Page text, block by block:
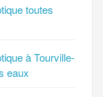
toutes
à Tourville-
eaux